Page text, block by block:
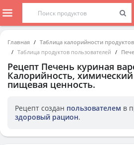
Главная
Таблица калорийности продуктов
Таблица продуктов пользователей
Рецепт Печень куриная
Калорийность, химический
пищевая ценность.
Рецепт создан пользователем в
здоровый рацион.